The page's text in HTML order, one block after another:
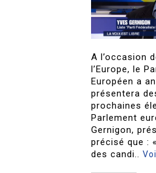
A l’occasion
l’Europe, le
Européen a
présentera
prochaines
Parlement
Gernigon,
précisé que :
des candi..